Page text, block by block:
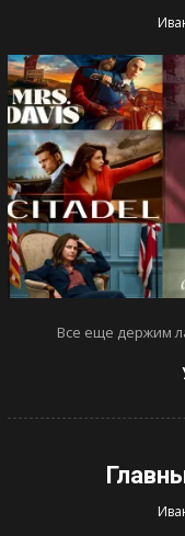
Все еще держим